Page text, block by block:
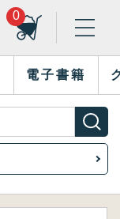
0
電子書籍